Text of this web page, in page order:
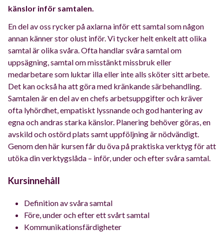
känslor inför samtalen.
En del av oss rycker på axlarna inför ett samtal som någon
annan känner stor olust inför. Vi tycker helt enkelt att olika
samtal är olika svåra. Ofta handlar svåra samtal om
uppsägning, samtal om misstänkt missbruk eller
medarbetare som luktar illa eller inte alls sköter sitt arbete.
Det kan också ha att göra med kränkande särbehandling.
Samtalen är en del av en chefs arbetsuppgifter och kräver
ofta lyhördhet, empatiskt lyssnande och god hantering av
egna och andras starka känslor. Planering behöver göras, en
avskild och ostörd plats samt uppföljning är nödvändigt.
Genom den här kursen får du öva på praktiska verktyg för att
utöka din verktygslåda – inför, under och efter svåra samtal.
Kursinnehåll
Definition av svåra samtal
Före, under och efter ett svårt samtal
Kommunikationsfärdigheter